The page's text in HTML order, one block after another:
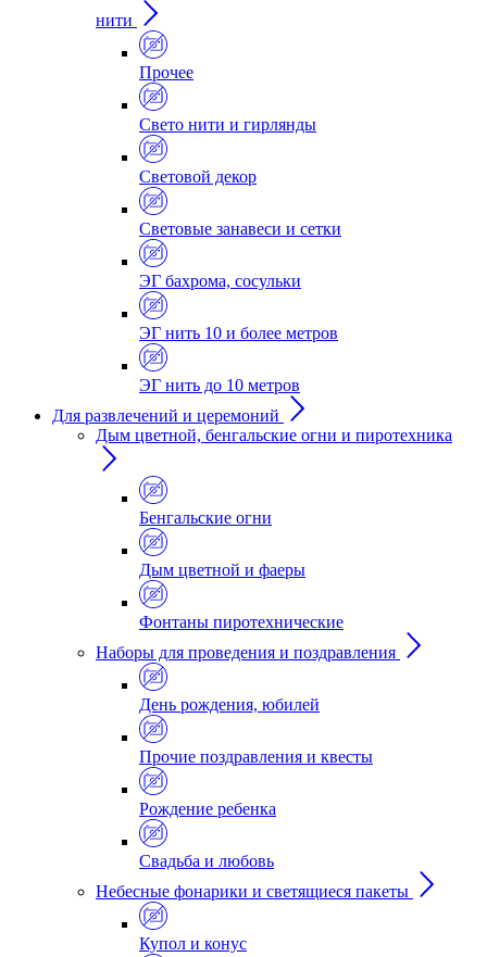
нити
Прочее
Свето нити и гирлянды
Световой декор
Световые занавеси и сетки
ЭГ бахрома, сосульки
ЭГ нить 10 и более метров
ЭГ нить до 10 метров
Для развлечений и церемоний
Дым цветной, бенгальские огни и пиротехника
Бенгальские огни
Дым цветной и фаеры
Фонтаны пиротехнические
Наборы для проведения и поздравления
День рождения, юбилей
Прочие поздравления и квесты
Рождение ребенка
Свадьба и любовь
Небесные фонарики и светящиеся пакеты
Купол и конус